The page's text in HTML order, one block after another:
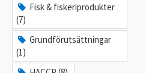
Fisk & fiskeriprodukter
(7)
Grundförutsättningar
(1)